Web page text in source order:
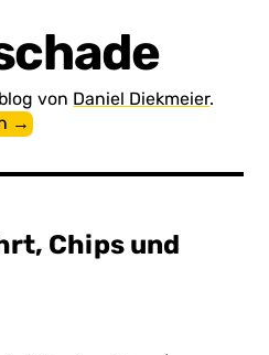
von Daniel Diekmeier.
→
Chips und